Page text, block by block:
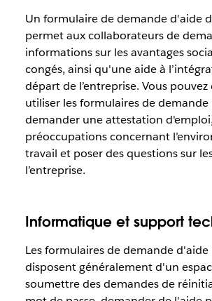
Un formulaire de demande d'aide
permet aux collaborateurs de
informations sur les avantages
congés, ainsi qu'une aide à
départ de l’entreprise. Vous
utiliser les formulaires de
demander une attestation
préoccupations concernant
travail et poser des questions sur
l’entreprise.
Informatique et support
Les formulaires de demande
disposent généralement d'un
soumettre des demandes de